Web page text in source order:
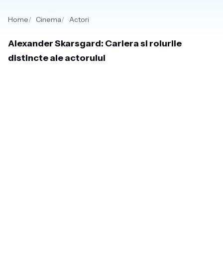
Home Cinema Actori
Alexander Skarsgard: Cariera si rolurile
distincte ale actorului